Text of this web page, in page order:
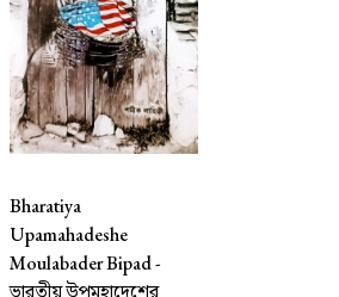
Bharatiya
Upamahadeshe
Moulabader Bipad -
ভারতীয় উপমহাদেশের